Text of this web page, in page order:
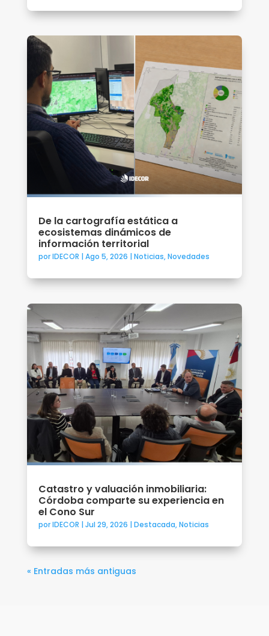
De la cartografía estática a
ecosistemas dinámicos de
información territorial
porIDECOR Ago 5, 2026 Noticias,Novedades
Catastro y valuación inmobiliaria:
Córdoba comparte su experiencia en
el Cono Sur
porIDECOR | Jul 29, 2026 | Destacada,Noticias
« Entradas más antiguas